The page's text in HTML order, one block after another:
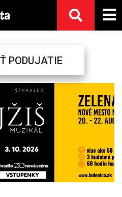
PODUJATIE